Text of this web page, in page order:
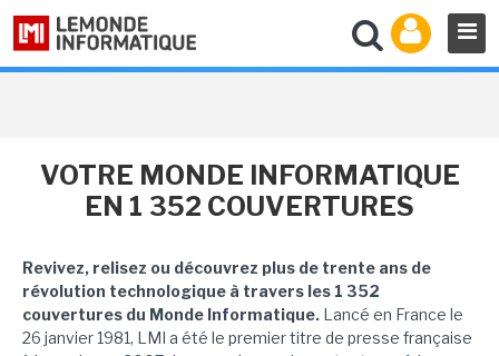
VOTRE MONDE INFORMATIQUE
EN 1 352 COUVERTURES
Revivez, relisez ou découvrez plus de trente ans de
révolution technologique à travers les 1 352
couvertures du Monde Informatique. Lancé en France le
26 janvier 1981, LMI a été le premier titre de presse française